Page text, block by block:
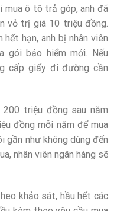
mua ô tô trả góp, anh đã
vỏ trị giá 10 triệu đồng.
hạn, anh bị nhân viên
gói bảo hiểm mới. Nếu
cấp giấy đi đường cần
triệu đồng sau năm
đồng mỗi năm để mua
gần như không dùng đến
nhân viên ngân hàng sẽ
khảo sát, hầu hết các